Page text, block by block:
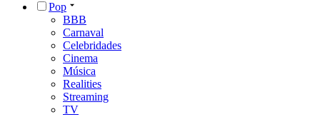
Pop
BBB
Carnaval
Celebridades
Cinema
Música
Realities
Streaming
TV